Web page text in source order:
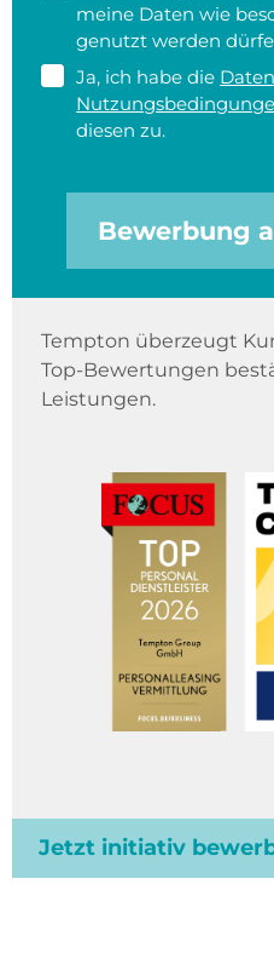
meine Daten wie
genutzt werden
Ja, ich habe die
diesen zu.
Bewerbung
Tempton überzeugt
Top-Bewertungen
Leistungen.
Jetzt initiativ